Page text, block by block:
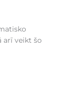
arī veikt šo